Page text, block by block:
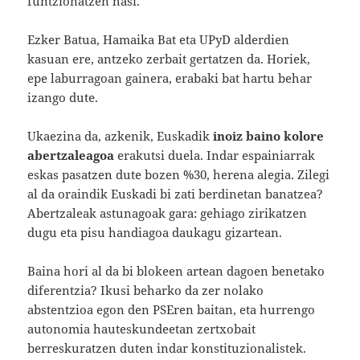
Ezker Batua, Hamaika Bat eta UPyD alderdien
kasuan ere, antzeko zerbait gertatzen da. Horiek,
epe laburragoan gainera, erabaki bat hartu behar
izango dute.
Ukaezina da, azkenik, Euskadikinoiz baino kolore
abertzaleagoa erakutsi duela. Indar espainiarrak
eskas pasatzen dute bozen %30, herena alegia. Zilegi
al da oraindik Euskadi bi zati berdinetan banatzea?
Abertzaleak astunagoak gara: gehiago zirikatzen
dugu eta pisu handiagoa daukagu gizartean.
Baina hori al da bi blokeen artean dagoen benetako
diferentzia? Ikusi beharko da zer nolako
abstentzioa egon den PSEren baitan, eta hurrengo
autonomia hauteskundeetan zertxobait
berreskuratzen duten indar konstituzionalistek.